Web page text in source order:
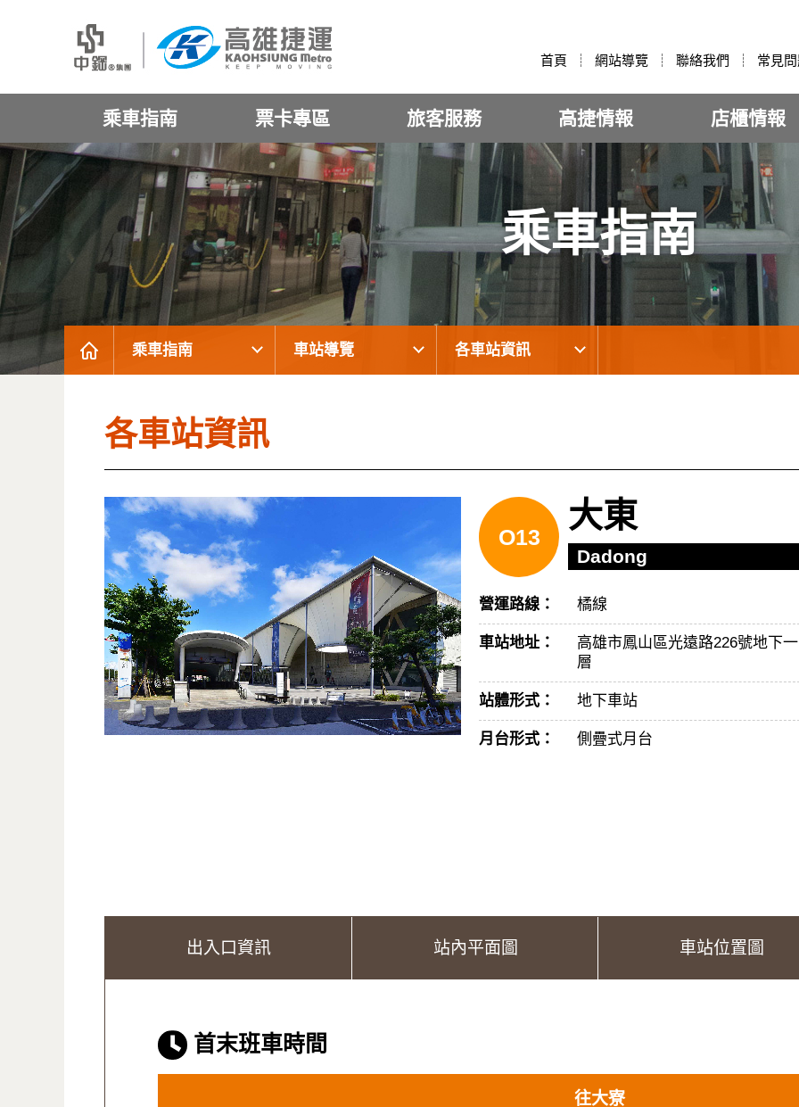
首頁 網站導覽 聯絡我們 常見
乘車指南 票卡專區 旅客服務 高捷情報 店櫃情報
乘車指南
乘車指南 車站導覽 各車站資訊
各車站資訊
O13
大東
Dadong
營運路線： 橘線
車站地址：
高雄市鳳山區光遠路226號地下一
層
站體形式： 地下車站
月台形式： 側疊式月台
出入口資訊 站內平面圖 車站位置圖
首末班車時間
往大寮